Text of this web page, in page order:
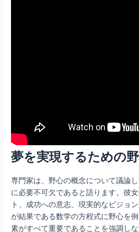
夢を実現するための
専門家は、野心の概念について議論
に必要不可欠であると語ります。彼
ト、成功への意志、現実的なビジョ
が結果である数学の方程式に野心を
素がすべて重要であることを強調し